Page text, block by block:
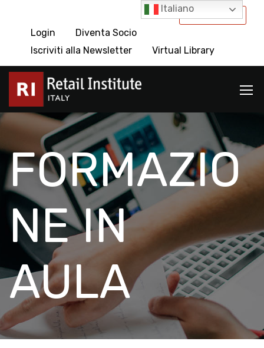
International
Login
Diventa Socio
Iscriviti alla Newsletter
Virtual Library
FORMAZIO
NE IN
AULA
Italiano